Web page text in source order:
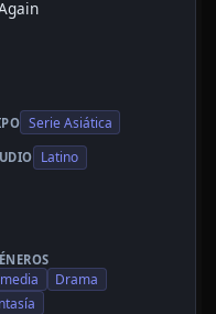
Serie Asiática
Latino
Drama